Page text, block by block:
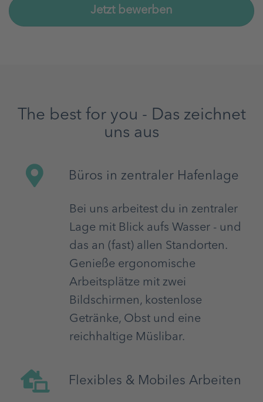
Jetzt bewerben
The best for you - Das zeichnet
uns aus
Büros in zentraler Hafenlage
Bei uns arbeitest du in zentraler
Lage mit Blick aufs Wasser - und
das an (fast) allen Standorten.
Genieße ergonomische
Arbeitsplätze mit zwei
Bildschirmen, kostenlose
Getränke, Obst und eine
reichhaltige Müslibar.
Flexibles & Mobiles Arbeiten